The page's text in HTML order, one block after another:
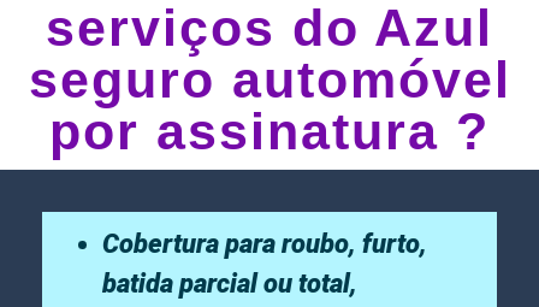
serviços do Azul
seguro automóvel
por assinatura ?
Cobertura para roubo, furto,
batida parcial ou total,